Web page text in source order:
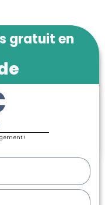
gratuit en
!